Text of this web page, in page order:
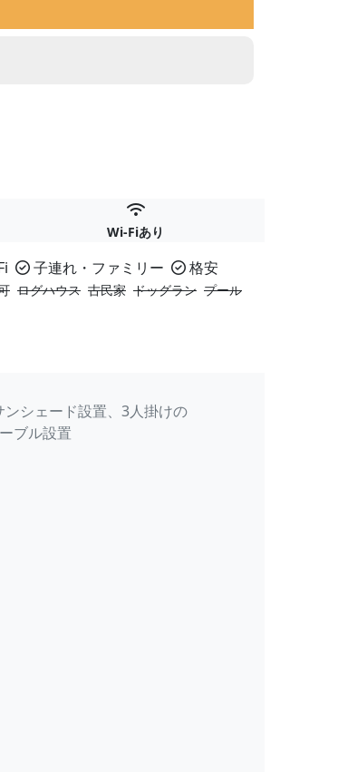
Wi-Fiあり
子連れ・ファミリー
格安
ログハウス 古民家 ドッグラン プール
シェード設置、3人掛けの
ブル設置